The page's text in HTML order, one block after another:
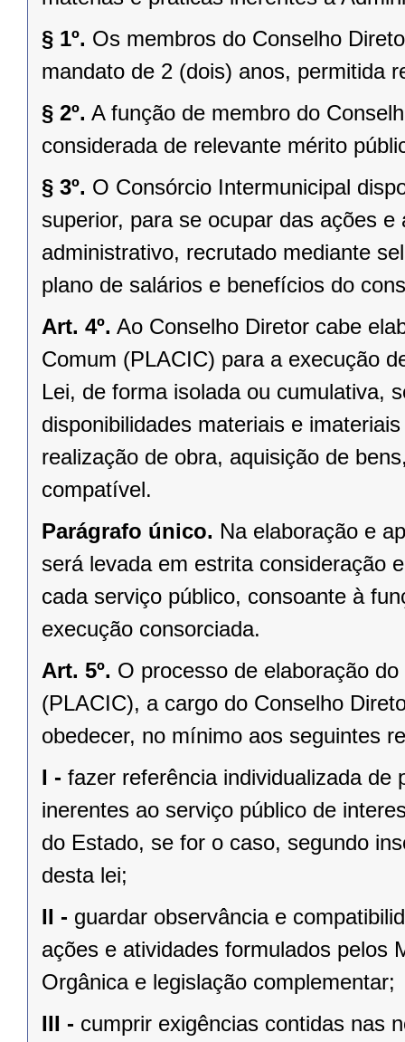
§ 1º. Os membros do Conselho
mandato de 2 (dois) anos, permitida
§ 2º. A função de membro do
considerada de relevante mérito
§ 3º. O Consórcio Intermunicipal
superior, para se ocupar das ações
administrativo, recrutado mediante
plano de salários e benefícios do
Art. 4º. Ao Conselho Diretor cabe
Comum (PLACIC) para a execução
Lei, de forma isolada ou cumulativa,
disponibilidades materiais e
realização de obra, aquisição de
compatível.
Parágrafo único. Na elaboração e
será levada em estrita consideração
cada serviço público, consoante à
execução consorciada.
Art. 5º. O processo de elaboração
(PLACIC), a cargo do Conselho
obedecer, no mínimo aos seguintes
I - fazer referência individualizada de
inerentes ao serviço público de
do Estado, se for o caso, segundo
desta lei;
II - guardar observância e
ações e atividades formulados pelos
Orgânica e legislação complementar;
III - cumprir exigências contidas nas